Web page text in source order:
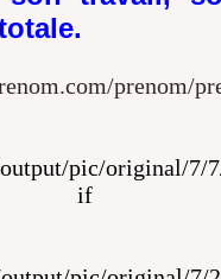
prenom/